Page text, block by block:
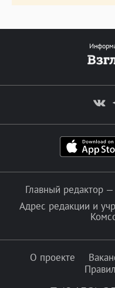
Главный редактор
Адрес редакции и
О проекте